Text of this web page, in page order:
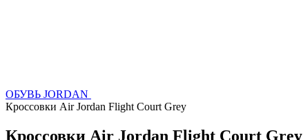
ОБУВЬ JORDAN
Кроссовки Air Jordan Flight Court Grey
Кроссовки Air Jordan Flight Court Grey